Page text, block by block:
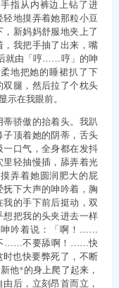
指从内裤边上钻了进
地摸弄着她那粒小豆
新妈妈舒服地夹上了
我把手抽了出来，嘴
就由「哼……哼」的呻
地把她的睡裙扒了下
腿，然后拉了个枕头
在我眼前。
骄傲的抬着头。我趴
顶着她的阴蒂，舌头
口气，全身都在发抖
轻抽慢插，舔弄着光
弄着她圆润肥大的屁
下大声的呻吟着，胸
的手下前后挺动，双
把我的头夹进去一样
呻吟着说：「啊！……
……不要舔啊！……快
也快要弊死了，不断
他*的身上爬了起来，
后，立刻昂首而立，